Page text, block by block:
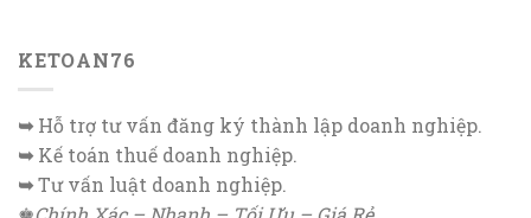
KETOAN76
➥Hỗ trợ tư vấn đăng ký thành lập doanh nghiệp.
➥Kế toán thuế doanh nghiệp.
➥Tư vấn luật doanh nghiệp.